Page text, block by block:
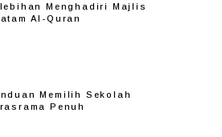
Menghadiri Majlis
Al-Quran
Memilih Sekolah
Penuh